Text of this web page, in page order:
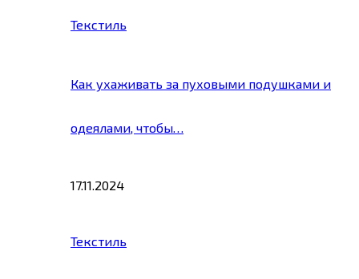
Текстиль
Как ухаживать за пуховыми подушками и
одеялами, чтобы…
17.11.2024
Текстиль